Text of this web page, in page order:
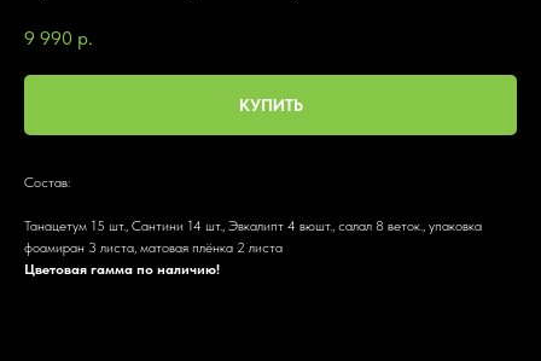
9 990 р.
КУПИТЬ
Состав:
Танацетум 15 шт., Сантини 14 шт., Эвкалипт 4 вюшт., салал 8 веток., упаковка
фоамиран 3 листа, матовая плёнка 2 листа
Цветовая гамма по наличию!